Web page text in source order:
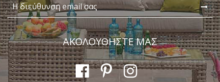
ΑΚΟΛΟΥΘΗΣΤΕ ΜΑΣ